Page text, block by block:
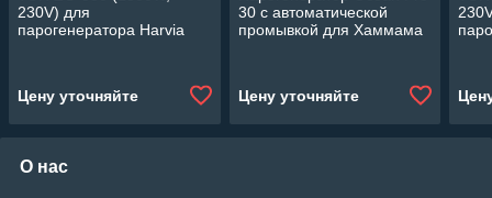
230V) для
парогенератора Harvia
Цену уточняйте
30 c автоматической
промывкой для Хаммама
Цену уточняйте
О нас